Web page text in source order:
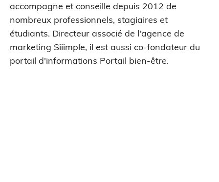
accompagne et conseille depuis 2012 de
nombreux professionnels, stagiaires et
étudiants. Directeur associé de l'agence de
marketing Siiimple, il est aussi co-fondateur du
portail d'informations Portail bien-être.